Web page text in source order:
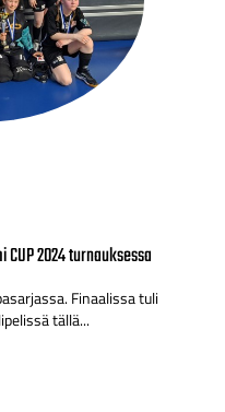
2024 turnauksessa
Finaalissa tuli
tällä...